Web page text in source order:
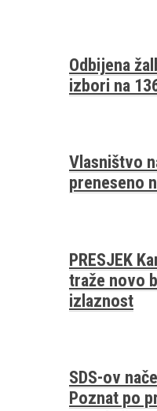
Odbijena
izbori na
Vlasništvo
preneseno
PRESJEK
traže novo
izlaznost
SDS-ov
Poznat po